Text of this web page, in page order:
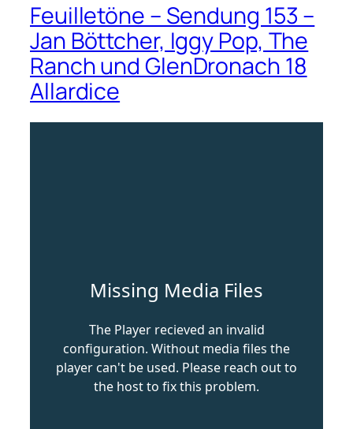
Feuilletöne – Sendung 153 –
Jan Böttcher, Iggy Pop, The
Ranch und GlenDronach 18
Allardice